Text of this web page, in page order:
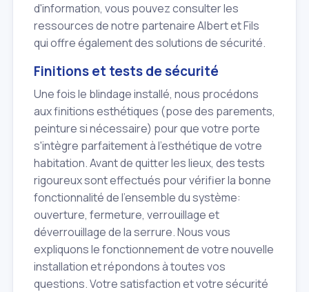
d'information, vous pouvez consulter les
ressources de notre partenaire Albert et Fils
qui offre également des solutions de sécurité.
Finitions et tests de sécurité
Une fois le blindage installé, nous procédons
aux finitions esthétiques (pose des parements,
peinture si nécessaire) pour que votre porte
s'intègre parfaitement à l'esthétique de votre
habitation. Avant de quitter les lieux, des tests
rigoureux sont effectués pour vérifier la bonne
fonctionnalité de l'ensemble du système:
ouverture, fermeture, verrouillage et
déverrouillage de la serrure. Nous vous
expliquons le fonctionnement de votre nouvelle
installation et répondons à toutes vos
questions. Votre satisfaction et votre sécurité